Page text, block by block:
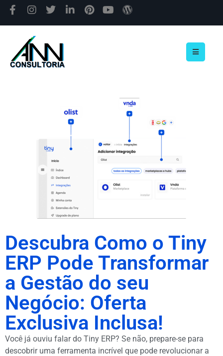
Descubra Como o Tiny
ERP Pode Transformar
a Gestão do seu
Negócio: Oferta
Exclusiva Inclusa!
Você já ouviu falar do Tiny ERP? Se não, prepare-se para
descobrir uma ferramenta incrível que pode revolucionar a